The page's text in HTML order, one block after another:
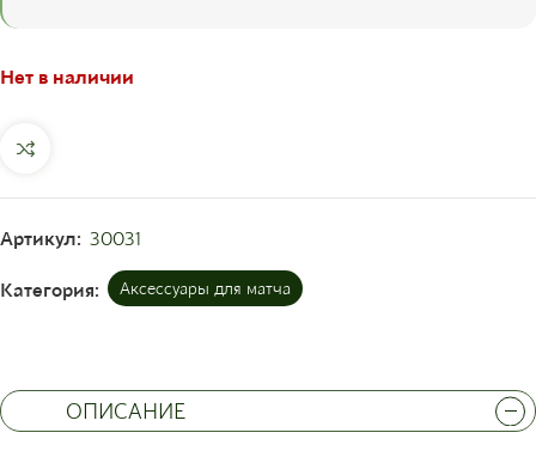
Нет в наличии
Артикул: 30031
Категория: Аксессуары для матча
ОПИСАНИЕ